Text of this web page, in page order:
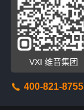
VXI 维音集团
400-821-8755